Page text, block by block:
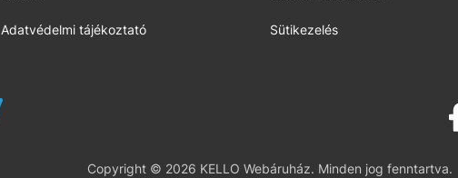
Adatvédelmi tájékoztató Sütikezelés
Copyright © 2026 KELLO Webáruház. Minden jog fenntartva.